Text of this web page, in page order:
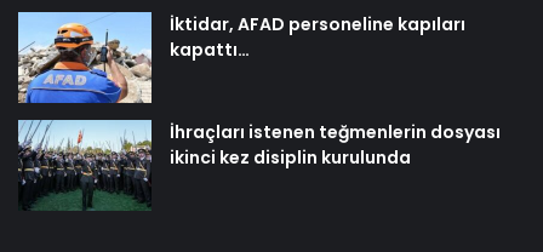
İktidar, AFAD personeline kapıları
kapattı…
İhraçları istenen teğmenlerin dosyası
ikinci kez disiplin kurulunda